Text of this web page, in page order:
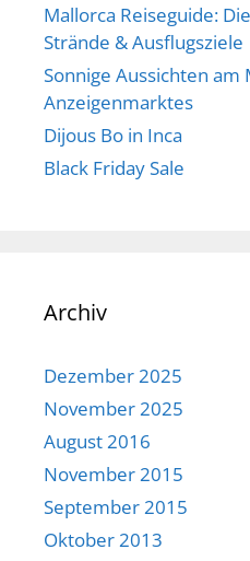
Mallorca Reiseguide:
Strände & Ausflugsziele
Sonnige Aussichten am
Anzeigenmarktes
Dijous Bo in Inca
Black Friday Sale
Archiv
Dezember 2025
November 2025
August 2016
November 2015
September 2015
Oktober 2013